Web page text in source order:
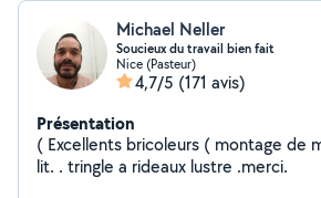
Michael Neller
Soucieux du travail bien fait
Nice (Pasteur)
4,7/5 (171 avis)
Présentation
( Excellents bricoleurs ( montage de meubles.Montage
lit. . tringle a rideaux lustre .merci.